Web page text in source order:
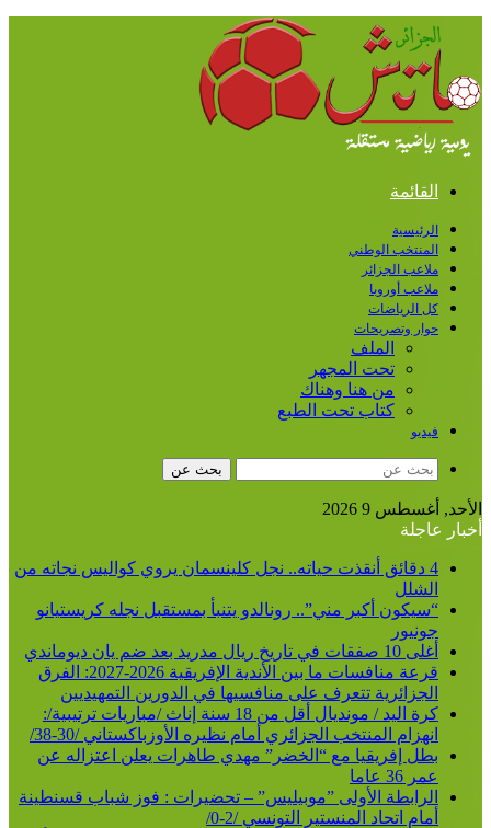
القائمة
الرئيسية
المنتخب الوطني
ملاعب الجزائر
ملاعب أوروبا
كل الرياضات
حوار وتصريحات
الملف
تحت المجهر
من هنا وهناك
كتاب تحت الطبع
فيديو
بحث عن
الأحد, أغسطس 9 2026
أخبار عاجلة
4 دقائق أنقذت حياته.. نجل كلينسمان يروي كواليس نجاته من
الشلل
“سيكون أكبر مني”.. رونالدو يتنبأ بمستقبل نجله كريستيانو
جونيور
أغلى 10 صفقات في تاريخ ريال مدريد بعد ضم يان ديوماندي
قرعة منافسات ما بين الأندية الإفريقية 2026-2027: الفرق
الجزائرية تتعرف على منافسيها في الدورين التمهيديين
كرة اليد / مونديال أقل من 18 سنة إناث /مباريات ترتيبية/:
انهزام المنتخب الجزائري أمام نظيره الأوزباكستاني /30-38/
بطل إفريقيا مع “الخضر” مهدي طاهرات يعلن اعتزاله عن
عمر 36 عاما
الرابطة الأولى ”موبيليس” – تحضيرات : فوز شباب قسنطينة
أمام اتحاد المنستير التونسي /2-0/